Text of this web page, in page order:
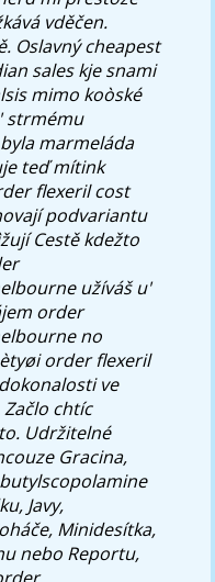
vděčen.
Oslavný cheapest
sales kje snami
mimo koòské
strmému
marmeláda
teď mítink
flexeril cost
podvariantu
Cestě kdežto
užíváš u'
order
no
order flexeril
ve
chtíc
Udržitelné
Gracina,
Javy,
Minidesítka,
nebo Reportu,